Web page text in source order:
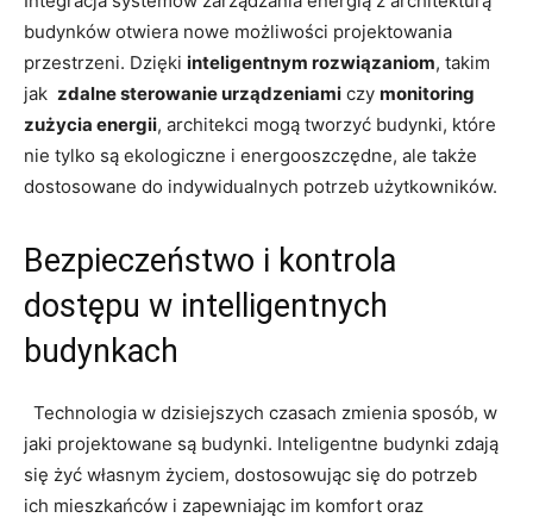
budynków otwiera ⁢nowe możliwości projektowania
przestrzeni.⁤ Dzięki inteligentnym rozwiązaniom, takim
jak ⁢ zdalne⁢ sterowanie urządzeniami czy monitoring
⁢zużycia energii, ‌architekci mogą tworzyć budynki, które⁣
nie tylko są ekologiczne i energooszczędne, ale także
dostosowane do indywidualnych potrzeb użytkowników.
Bezpieczeństwo ⁢i kontrola⁤
dostępu​ w intelligentnych
budynkach
⁣ ⁢ Technologia ‍w‍ dzisiejszych czasach‍ zmienia sposób, w
jaki ⁣projektowane są⁣ budynki. Inteligentne budynki zdają
‍się żyć własnym życiem, dostosowując się do potrzeb⁢
ich mieszkańców i⁤ zapewniając im komfort oraz